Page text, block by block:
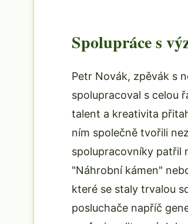
Spolupráce s
Petr Novák, zpěvák s
spolupracoval s celou
talent a kreativita
ním společně tvořili
spolupracovníky patřil
"Náhrobní kámen"
které se staly trvalou
posluchače napříč